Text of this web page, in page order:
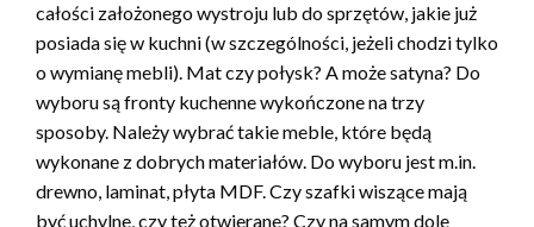
całości założonego wystroju lub do sprzętów, jakie już
posiada się w kuchni (w szczególności, jeżeli chodzi tylko
o wymianę mebli). Mat czy połysk? A może satyna? Do
wyboru są fronty kuchenne wykończone na trzy
sposoby. Należy wybrać takie meble, które będą
wykonane z dobrych materiałów. Do wyboru jest m.in.
drewno, laminat, płyta MDF. Czy szafki wiszące mają
być uchylne, czy też otwierane? Czy na samym dole